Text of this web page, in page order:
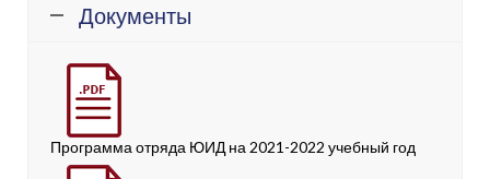
Документы
Программа отряда ЮИД на 2021-2022 учебный год